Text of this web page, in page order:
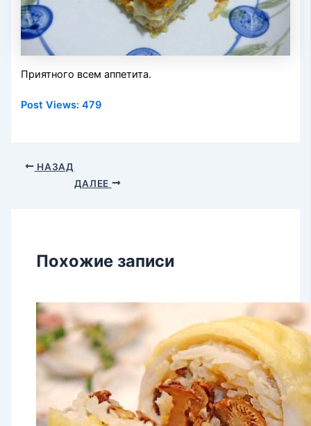
Приятного всем аппетита.
Post Views: 479
НАЗАД
ДАЛЕЕ
Похожие записи